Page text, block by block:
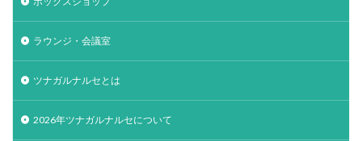
ラウンジ・会議室
ツナガルナルセとは
2026年ツナガルナルセについて